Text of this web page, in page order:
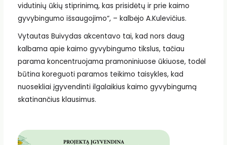
vidutinių ūkių stiprinimą, kas prisidėtų ir prie kaimo
gyvybingumo išsaugojimo“, – kalbėjo A.Kulevičius.
Vytautas Buivydas akcentavo tai, kad nors daug
kalbama apie kaimo gyvybingumo tikslus, tačiau
parama koncentruojama pramoniniuose ūkiuose, todėl
būtina koreguoti paramos teikimo taisykles, kad
nuosekliai įgyvendinti ilgalaikius kaimo gyvybingumą
skatinančius klausimus.